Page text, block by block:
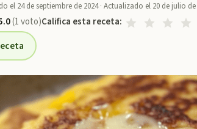
el 24 de septiembre de 2024· Actualizado el 20 de julio de
(1voto)Califica esta receta: